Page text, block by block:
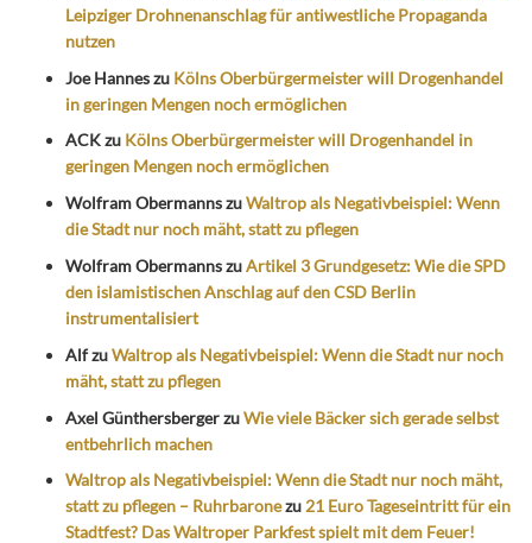
Leipziger Drohnenanschlag für antiwestliche Propaganda
nutzen
Joe Hanneszu Kölns Oberbürgermeister will Drogenhandel
in geringen Mengen noch ermöglichen
ACKzu Kölns Oberbürgermeister will Drogenhandel in
geringen Mengen noch ermöglichen
Wolfram ObermannszuWaltrop als Negativbeispiel: Wenn
die Stadt nur noch mäht, statt zu pflegen
Wolfram ObermannszuArtikel 3 Grundgesetz: Wie die SPD
den islamistischen Anschlag auf den CSD Berlin
instrumentalisiert
AlfzuWaltrop als Negativbeispiel: Wenn die Stadt nur noch
mäht, statt zu pflegen
Axel GünthersbergerzuWie viele Bäcker sich gerade selbst
entbehrlich machen
Waltrop als Negativbeispiel: Wenn die Stadt nur noch mäht,
statt zu pflegen – Ruhrbaronezu 21 Euro Tageseintritt für ein
Stadtfest? Das Waltroper Parkfest spielt mit dem Feuer!